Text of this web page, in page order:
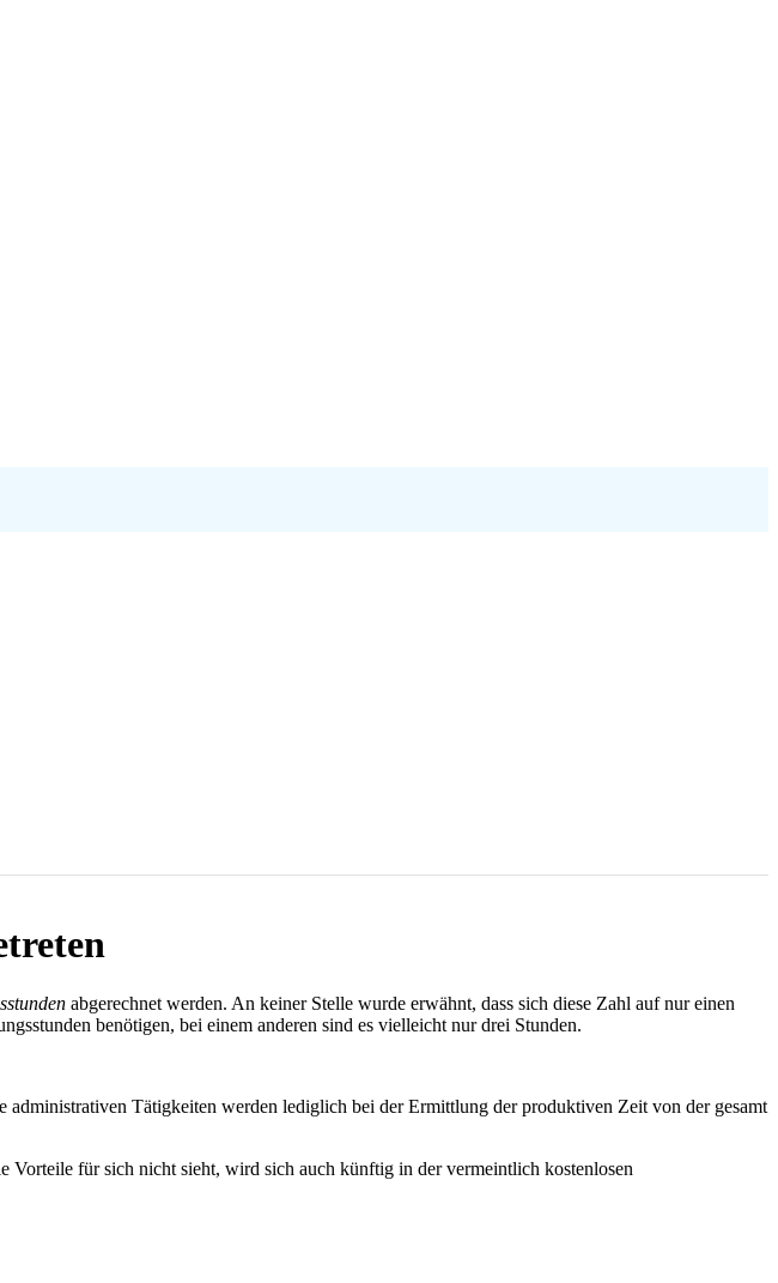
abgerechnet werden. An keiner Stelle wurde erwähnt, dass sich diese Zahl auf nur einen
benötigen, bei einem anderen sind es vielleicht nur drei Stunden.
Tätigkeiten werden lediglich bei der Ermittlung der produktiven Zeit von der gesamt
für sich nicht sieht, wird sich auch künftig in der vermeintlich kostenlosen